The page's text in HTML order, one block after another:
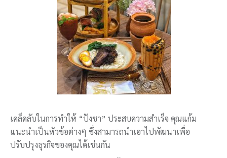
เคล็ดลับในการทำให้ “ปังชา” ประสบความสำเร็จ คุณแก้ม
แนะนำเป็นหัวข้อต่างๆ ซึ่งสามารถนำเอาไปพัฒนาเพื่อ
ปรับปรุงธุรกิจของคุณได้เช่นกัน